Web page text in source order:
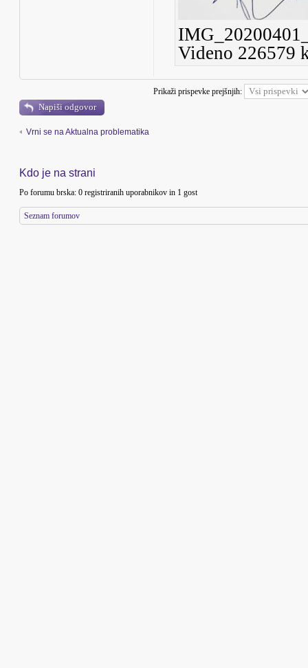
Videno 226579
Prikaži prispevke prejšnjih:
Napiši odgovor
Vrni se na Aktualna problematika
Kdo je na strani
Po forumu brska: 0 registriranih uporabnikov in 1 gost
Seznam forumov